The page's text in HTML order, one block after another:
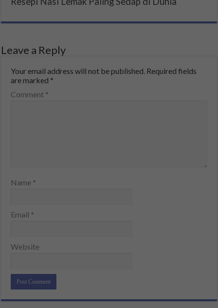
Leave a Reply
Your email address will not be published. Required fields
are marked *
Comment *
Name *
Email *
Website
Alternative: